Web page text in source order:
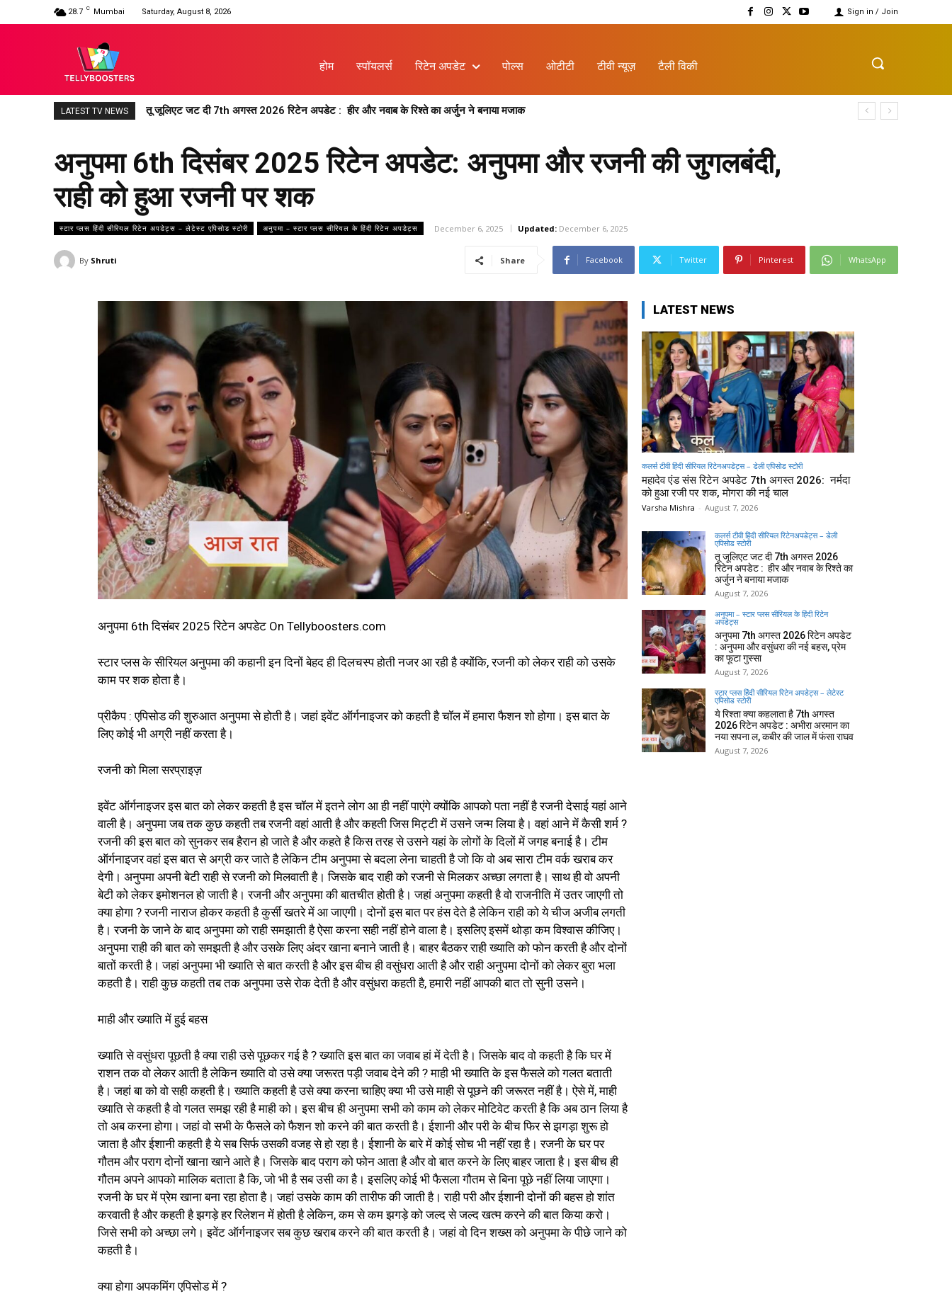
28.7 C Mumbai Saturday, August 8, 2026 Sign in / Join
होम स्पॉयलर्स रिटेन अपडेट पोल्स ओटीटी टीवी न्यूज़ टैली विकी
LATEST TV NEWS तू जूलिएट जट दी 7th अगस्त 2026 रिटेन अपडेट : हीर और नवाब के रिश्ते का अर्जुन ने बनाया मजाक
अनुपमा 6th दिसंबर 2025 रिटेन अपडेट: अनुपमा और रजनी की जुगलबंदी,
राही को हुआ रजनी पर शक
स्टार प्लस हिंदी सीरियल रिटेन अपडेट्स – लेटेस्ट एपिसोड स्टोरी अनुपमा – स्टार प्लस सीरियल के हिंदी रिटेन अपडेट्स December 6, 2025 Updated: December 6, 2025
By Shruti Share Facebook Twitter Pinterest WhatsApp
अनुपमा 6th दिसंबर 2025 रिटेन अपडेट On Tellyboosters.com
स्टार प्लस के सीरियल अनुपमा की कहानी इन दिनों बेहद ही दिलचस्प होती नजर आ रही है क्योंकि, रजनी को लेकर राही को उसके
काम पर शक होता है।
प्रीकैप : एपिसोड की शुरुआत अनुपमा से होती है। जहां इवेंट ऑर्गनाइजर को कहती है चॉल में हमारा फैशन शो होगा। इस बात के
लिए कोई भी अग्री नहीं करता है।
रजनी को मिला सरप्राइज़
इवेंट ऑर्गनाइजर इस बात को लेकर कहती है इस चॉल में इतने लोग आ ही नहीं पाएंगे क्योंकि आपको पता नहीं है रजनी देसाई यहां आने
वाली है। अनुपमा जब तक कुछ कहती तब रजनी वहां आती है और कहती जिस मिट्टी में उसने जन्म लिया है। वहां आने में कैसी शर्म ?
रजनी की इस बात को सुनकर सब हैरान हो जाते है और कहते है किस तरह से उसने यहां के लोगों के दिलों में जगह बनाई है। टीम
ऑर्गनाइजर वहां इस बात से अग्री कर जाते है लेकिन टीम अनुपमा से बदला लेना चाहती है जो कि वो अब सारा टीम वर्क खराब कर
देगी। अनुपमा अपनी बेटी राही से रजनी को मिलवाती है। जिसके बाद राही को रजनी से मिलकर अच्छा लगता है। साथ ही वो अपनी
बेटी को लेकर इमोशनल हो जाती है। रजनी और अनुपमा की बातचीत होती है। जहां अनुपमा कहती है वो राजनीति में उतर जाएगी तो
क्या होगा ? रजनी नाराज होकर कहती है कुर्सी खतरे में आ जाएगी। दोनों इस बात पर हंस देते है लेकिन राही को ये चीज अजीब लगती
है। रजनी के जाने के बाद अनुपमा को राही समझाती है ऐसा करना सही नहीं होने वाला है। इसलिए इसमें थोड़ा कम विश्वास कीजिए।
अनुपमा राही की बात को समझती है और उसके लिए अंदर खाना बनाने जाती है। बाहर बैठकर राही ख्याति को फोन करती है और दोनों
बातों करती है। जहां अनुपमा भी ख्याति से बात करती है और इस बीच ही वसुंधरा आती है और राही अनुपमा दोनों को लेकर बुरा भला
कहती है। राही कुछ कहती तब तक अनुपमा उसे रोक देती है और वसुंधरा कहती है, हमारी नहीं आपकी बात तो सुनी उसने।
माही और ख्याति में हुई बहस
ख्याति से वसुंधरा पूछती है क्या राही उसे पूछकर गई है ? ख्याति इस बात का जवाब हां में देती है। जिसके बाद वो कहती है कि घर में
राशन तक वो लेकर आती है लेकिन ख्याति वो उसे क्या जरूरत पड़ी जवाब देने की ? माही भी ख्याति के इस फैसले को गलत बताती
है। जहां बा को वो सही कहती है। ख्याति कहती है उसे क्या करना चाहिए क्या भी उसे माही से पूछने की जरूरत नहीं है। ऐसे में, माही
ख्याति से कहती है वो गलत समझ रही है माही को। इस बीच ही अनुपमा सभी को काम को लेकर मोटिवेट करती है कि अब ठान लिया है
तो अब करना होगा। जहां वो सभी के फैसले को फैशन शो करने की बात करती है। ईशानी और परी के बीच फिर से झगड़ा शुरू हो
जाता है और ईशानी कहती है ये सब सिर्फ उसकी वजह से हो रहा है। ईशानी के बारे में कोई सोच भी नहीं रहा है। रजनी के घर पर
गौतम और पराग दोनों खाना खाने आते है। जिसके बाद पराग को फोन आता है और वो बात करने के लिए बाहर जाता है। इस बीच ही
गौतम अपने आपको मालिक बताता है कि, जो भी है सब उसी का है। इसलिए कोई भी फैसला गौतम से बिना पूछे नहीं लिया जाएगा।
रजनी के घर में प्रेम खाना बना रहा होता है। जहां उसके काम की तारीफ की जाती है। राही परी और ईशानी दोनों की बहस हो शांत
करवाती है और कहती है झगड़े हर रिलेशन में होती है लेकिन, कम से कम झगड़े को जल्द से जल्द खत्म करने की बात किया करो।
जिसे सभी को अच्छा लगे। इवेंट ऑर्गनाइजर सब कुछ खराब करने की बात करती है। जहां वो दिन शख्स को अनुपमा के पीछे जाने को
कहती है।
क्या होगा अपकमिंग एपिसोड में ?
LATEST NEWS
कलर्स टीवी हिंदी सीरियल रिटेनअपडेट्स – डेली एपिसोड स्टोरी
महादेव एंड संस रिटेन अपडेट 7th अगस्त 2026: नर्मदा
को हुआ रजी पर शक, मोगरा की नई चाल
Varsha Mishra - August 7, 2026
कलर्स टीवी हिंदी सीरियल रिटेनअपडेट्स – डेली
एपिसोड स्टोरी
तू जूलिएट जट दी 7th अगस्त 2026
रिटेन अपडेट : हीर और नवाब के रिश्ते का
अर्जुन ने बनाया मजाक
August 7, 2026
अनुपमा – स्टार प्लस सीरियल के हिंदी रिटेन
अपडेट्स
अनुपमा 7th अगस्त 2026 रिटेन अपडेट
: अनुपमा और वसुंधरा की नई बहस, प्रेम
का फूटा गुस्सा
August 7, 2026
स्टार प्लस हिंदी सीरियल रिटेन अपडेट्स – लेटेस्ट
एपिसोड स्टोरी
ये रिश्ता क्या कहलाता है 7th अगस्त
2026 रिटेन अपडेट : अभीरा अरमान का
नया सपना ल, कबीर की जाल में फंसा राघव
August 7, 2026